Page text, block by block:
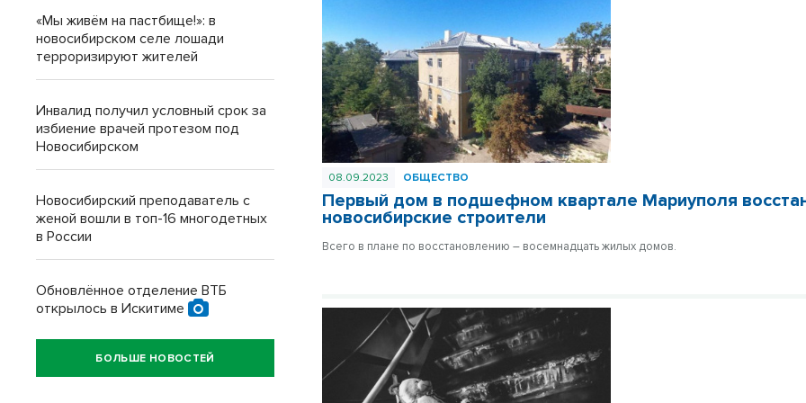
08.09.2023 ОБЩЕСТВО
Первый дом в подшефном квартале Мариуполя
новосибирские строители
Всего в плане по восстановлению – восемнадцать жилых домов.
«Мы живём на пастбище!»: в
новосибирском селе лошади
терроризируют жителей
Инвалид получил условный срок за
избиение врачей протезом под
Новосибирском
Новосибирский преподаватель с
женой вошли в топ-16 многодетных
в России
Обновлённое отделение ВТБ
открылось в Искитиме
БОЛЬШЕ НОВОСТЕЙ